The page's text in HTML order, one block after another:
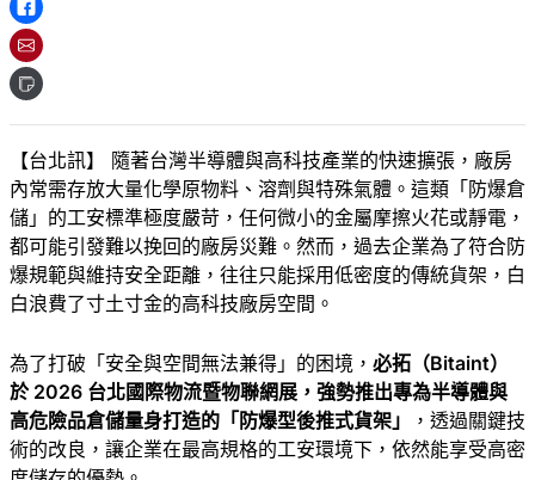
【台北訊】 隨著台灣半導體與高科技產業的快速擴張，廠房
內常需存放大量化學原物料、溶劑與特殊氣體。這類「防爆倉
儲」的工安標準極度嚴苛，任何微小的金屬摩擦火花或靜電，
都可能引發難以挽回的廠房災難。然而，過去企業為了符合防
爆規範與維持安全距離，往往只能採用低密度的傳統貨架，白
白浪費了寸土寸金的高科技廠房空間。
為了打破「安全與空間無法兼得」的困境， 必拓（Bitaint）
於 2026 台北國際物流暨物聯網展，強勢推出專為半導體與
高危險品倉儲量身打造的 「防爆型後推式貨架」
，透過關鍵技
術的改良，讓企業在最高規格的工安環境下，依然能享受高密